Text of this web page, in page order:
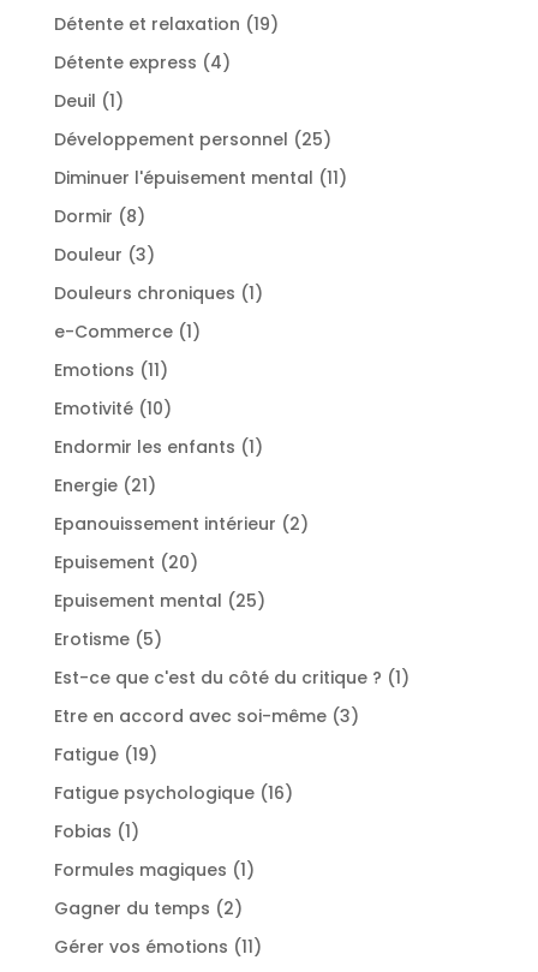
produits
Détente et relaxation 1919
Détente express 44
Deuil 11
Développement personnel 2525
produits
Diminuer l'épuisement mental 1111
Dormir 88
produits
Douleur 33
produits
Douleurs chroniques 11
e-Commerce 11
Emotions 1111
produits
Emotivité 1010
produits
Endormir les enfants 11
Energie 2121
produits
Epanouissement intérieur 22
Epuisement 2020
produits
Epuisement mental 2525
Erotisme 55
produits
Est-ce que c'est du côté du critique ? 11
Etre en accord avec soi-même 33
Fatigue 1919
produits
Fatigue psychologique 1616
Fobias 11
produit
Formules magiques 11
Gagner du temps 22
produits
Gérer vos émotions 1111